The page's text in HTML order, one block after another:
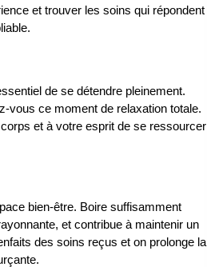
et trouver les soins qui répondent
de se détendre pleinement.
vous ce moment de relaxation totale.
et à votre esprit de se ressourcer
bien-être. Boire suffisamment
et contribue à maintenir un
des soins reçus et on prolonge la